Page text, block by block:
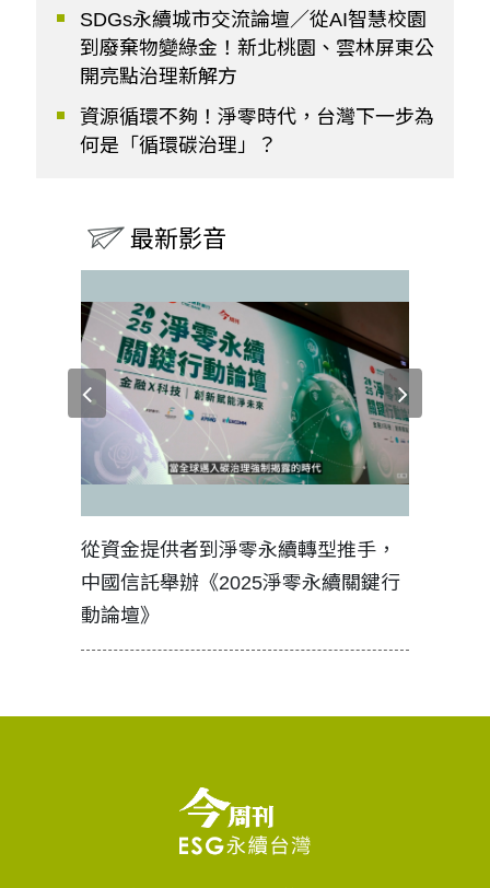
SDGs永續城市交流論壇／從AI智慧校園
到廢棄物變綠金！新北桃園、雲林屏東公
開亮點治理新解方
資源循環不夠！淨零時代，台灣下一步為
何是「循環碳治理」？
最新影音
從資金提供者到淨零永續轉型推手，
中國信託舉辦《2025淨零永續關鍵行
動論壇》